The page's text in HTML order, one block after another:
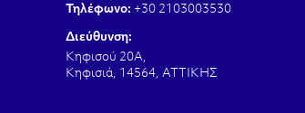
Τηλέφωνο: +30 2103003530
Διεύθυνση:
Κηφισού 20Α,
Κηφισιά, 14564, ΑΤΤΙΚΗΣ